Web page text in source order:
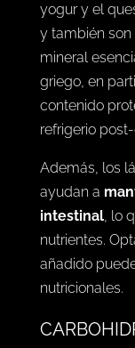
yogur y el
y también son
mineral
griego, en
contenido
refrigerio
Además, los
ayudan a
intestinal, lo
nutrientes.
añadido
nutricionales.